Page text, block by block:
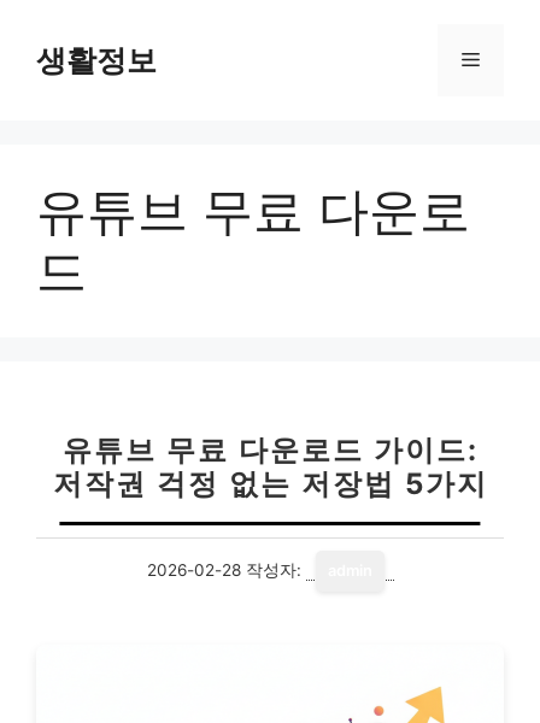
생활정보 메
유튜브 무료 다운로
드
유튜브 무료 다운로드 가이드:
저작권 걱정 없는 저장법 5가지
2026-02-28 작성자: